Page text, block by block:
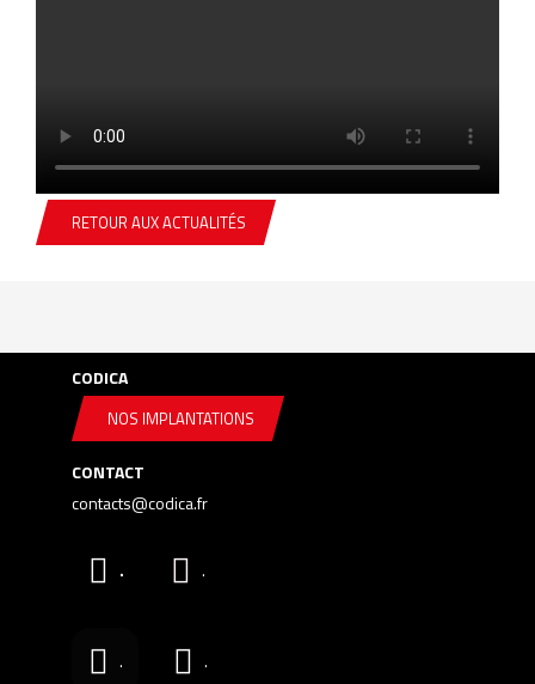
RETOUR AUX ACTUALITÉS
CODICA
NOS IMPLANTATIONS
CONTACT
contacts@codica.fr
. .
. .